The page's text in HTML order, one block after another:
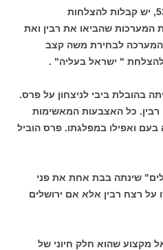
למוטי מורל, יליד תל אביב בן 53, יש קבלות להצלחות
המערכות שהביאו את רבין ואת
לבחירת משה קצב
" ישראל בעליה" .
בהובלת ביבי לניצחון על פרס.
רבין. כל האצבעות המאשימות
בעם ואפילו במפלגתו. פרס הוביל
שינתה בבת אחת את פני
רצח רבין אלא אם ירושלים
מקצוע שהוא חלק חיוני של